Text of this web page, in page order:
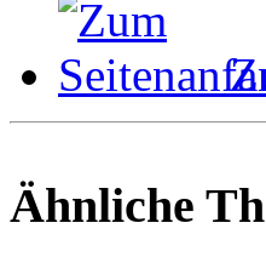
Ähnliche